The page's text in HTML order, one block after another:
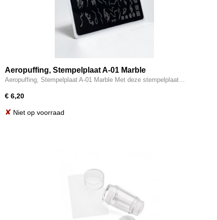
Aeropuffing, Stempelplaat A-01 Marble
Aeropuffing, Stempelplaat A-01 Marble Met deze stempelplaat…
€ 6,20
✘ Niet op voorraad